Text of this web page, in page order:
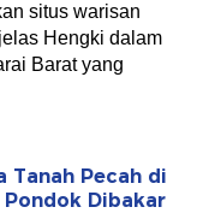
situs warisan
Hengki dalam
Barat yang
Tanah Pecah di
Pondok Dibakar